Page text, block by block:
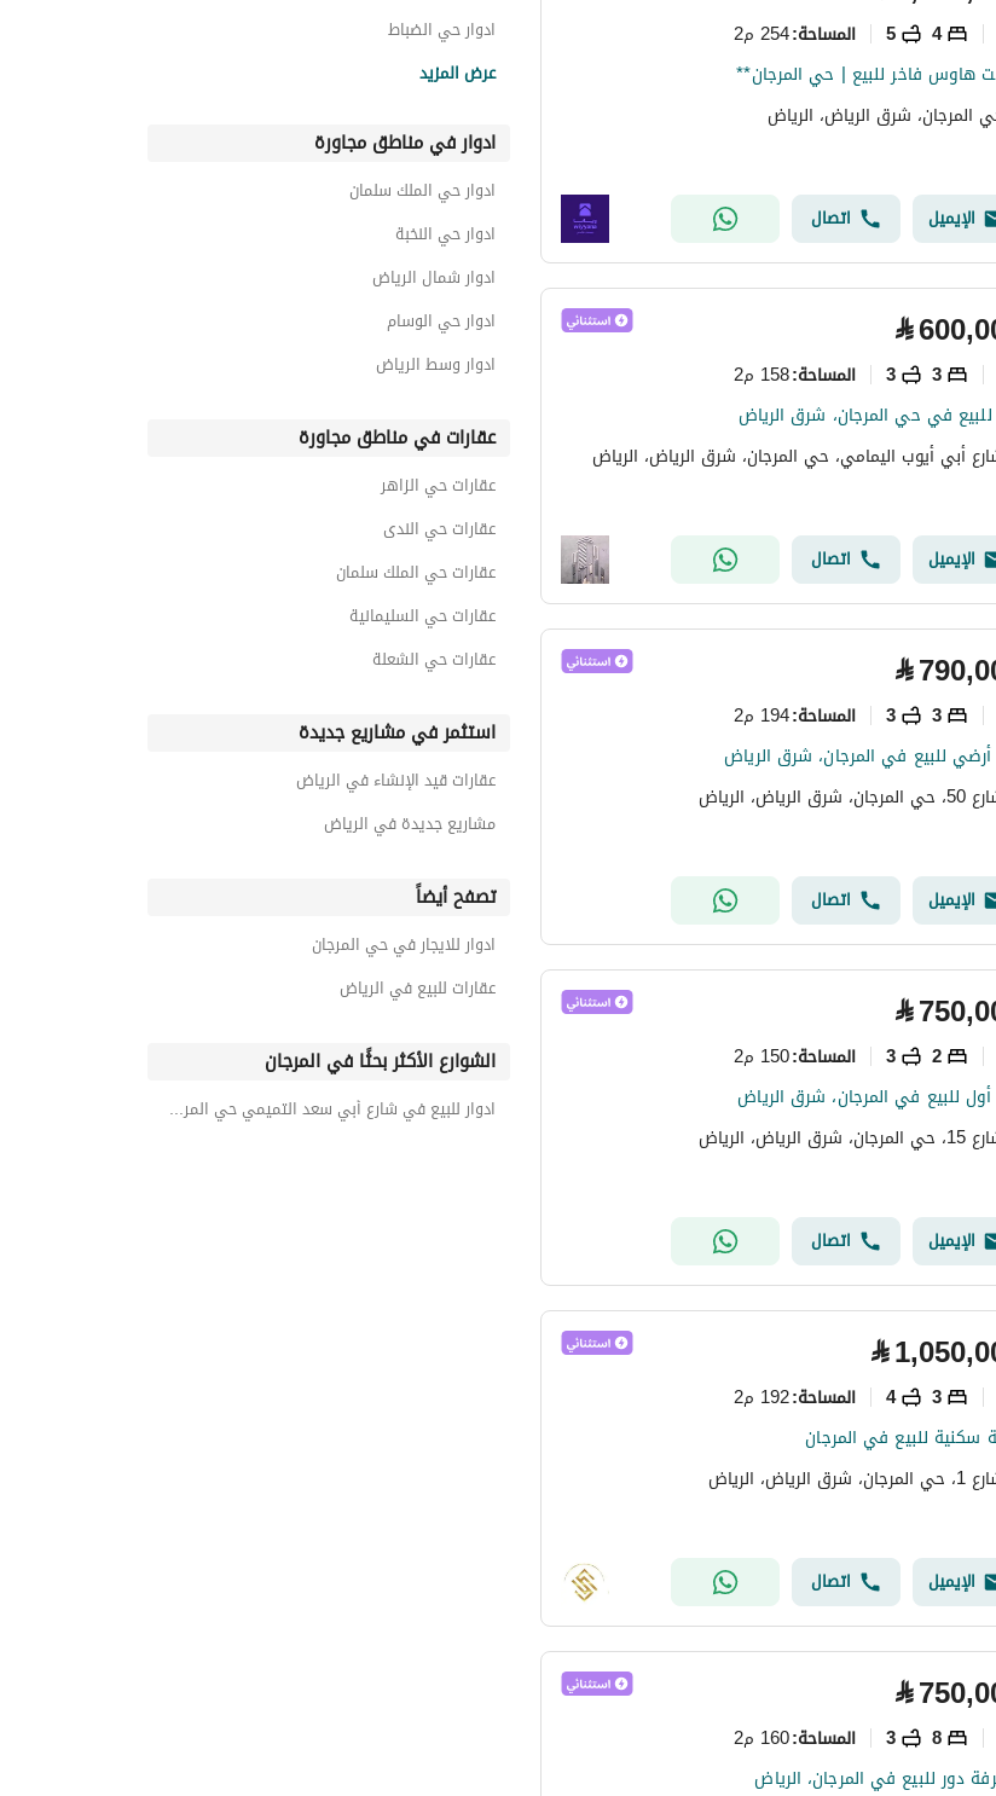
4
5 المساحة:254 م2
هاوس فاخر للبيع | حي المرجان**
المرجان، شرق الرياض، الرياض
الإيميل اتصال
⃁
3
3 المساحة:158 م2
في حي المرجان، شرق الرياض
أبي أيوب اليمامي، حي المرجان، شرق الرياض، الرياض
الإيميل اتصال
⃁
3
3 المساحة:194 م2
للبيع في المرجان، شرق الرياض
شرق الرياض، الرياض
الإيميل اتصال
⃁
2
3 المساحة:150 م2
للبيع في المرجان، شرق الرياض
شرق الرياض، الرياض
الإيميل اتصال
⃁
3
4 المساحة:192 م2
سكنية للبيع في المرجان
شرق الرياض، الرياض
الإيميل اتصال
⃁
8
3 المساحة:160 م2
ادوار حي الضباط
ادوار حي المعذر الشمالي
ادوار حي المعذر
ادوار حي الرحمانية
عرض المزيد
ادوار في مناطق مجاورة
ادوار حي الملك سلمان
ادوار حي النخبة
ادوار شمال الرياض
ادوار حي الوسام
ادوار وسط الرياض
عقارات في مناطق مجاورة
عقارات حي الزاهر
عقارات حي الندى
عقارات حي الملك سلمان
عقارات حي السليمانية
عقارات حي الشعلة
استثمر في مشاريع جديدة
عقارات قيد الإنشاء في الرياض
مشاريع جديدة في الرياض
تصفح أيضاً
ادوار للايجار في حي المرجان
عقارات للبيع في الرياض
الشوارع الأكثر بحثًا في المرجان
ادوار للبيع في شارع أبي سعد التميمي حي المرجان